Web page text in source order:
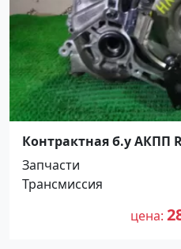
Контрактная б.у АКПП
Краснодар
Запчасти
Трансмиссия
цена